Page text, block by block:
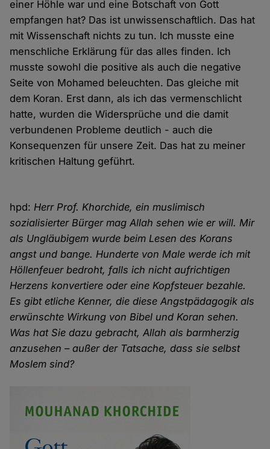
einer Höhle war und eine Botschaft von Gott
empfangen hat? Das ist unwissenschaftlich. Das hat
mit Wissenschaft nichts zu tun. Ich musste eine
menschliche Erklärung für das alles finden. Ich
musste sowohl die positive als auch die negative
Seite von Mohamed beleuchten. Das gleiche mit
dem Koran. Erst dann, als ich das vermenschlicht
hatte, wurden die Widersprüche und die damit
verbundenen Probleme deutlich - auch die
Konsequenzen für unsere Zeit. Das hat zu meiner
kritischen Haltung geführt.
hpd:Herr Prof. Khorchide, ein muslimisch
sozialisierter Bürger mag Allah sehen wie er will. Mir
als Ungläubigem wurde beim Lesen des Korans
angst und bange. Hunderte von Male werde ich mit
Höllenfeuer bedroht, falls ich nicht aufrichtigen
Herzens konvertiere oder eine Kopfsteuer bezahle.
Es gibt etliche Kenner, die diese Angstpädagogik als
erwünschte Wirkung von Bibel und Koran sehen.
Was hat Sie dazu gebracht, Allah als barmherzig
anzusehen – außer der Tatsache, dass sie selbst
Moslem sind?